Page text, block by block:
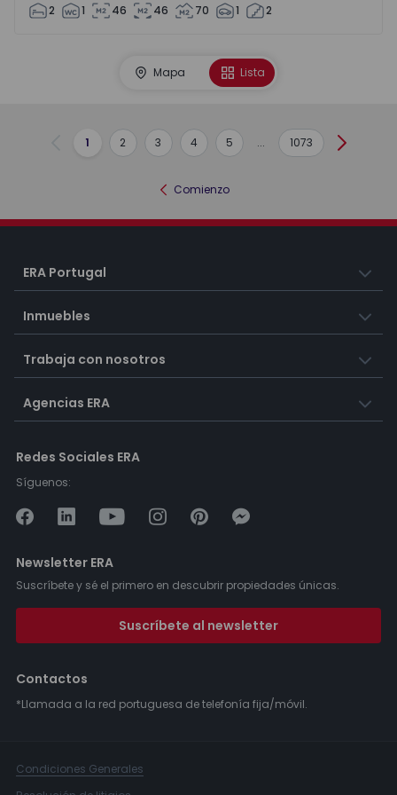
2 1 46 46 70 1 2
Mapa Lista
Anterior
1 2 3 4 5 ... 1073
Comienzo
ERA Portugal
Inmuebles
Trabaja con nosotros
Agencias ERA
Redes Sociales ERA
Síguenos:
Newsletter ERA
Suscríbete y sé el primero en descubrir propiedades únicas.
Suscríbete al newsletter
Contactos
*Llamada a la red portuguesa de telefonía fija/móvil.
Condiciones Generales